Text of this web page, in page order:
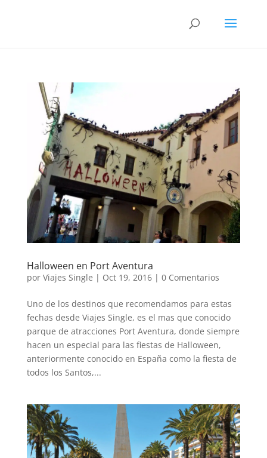
Halloween en Port Aventura
por Viajes Single | Oct 19, 2016| 0 Comentarios
Uno de los destinos que recomendamos para estas
fechas desde Viajes Single, es el mas que conocido
parque de atracciones Port Aventura, donde siempre
hacen un especial para las fiestas de Halloween,
anteriormente conocido en España como la fiesta de
todos los Santos,...